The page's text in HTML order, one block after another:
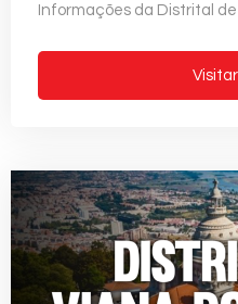
Informações da Distrital de